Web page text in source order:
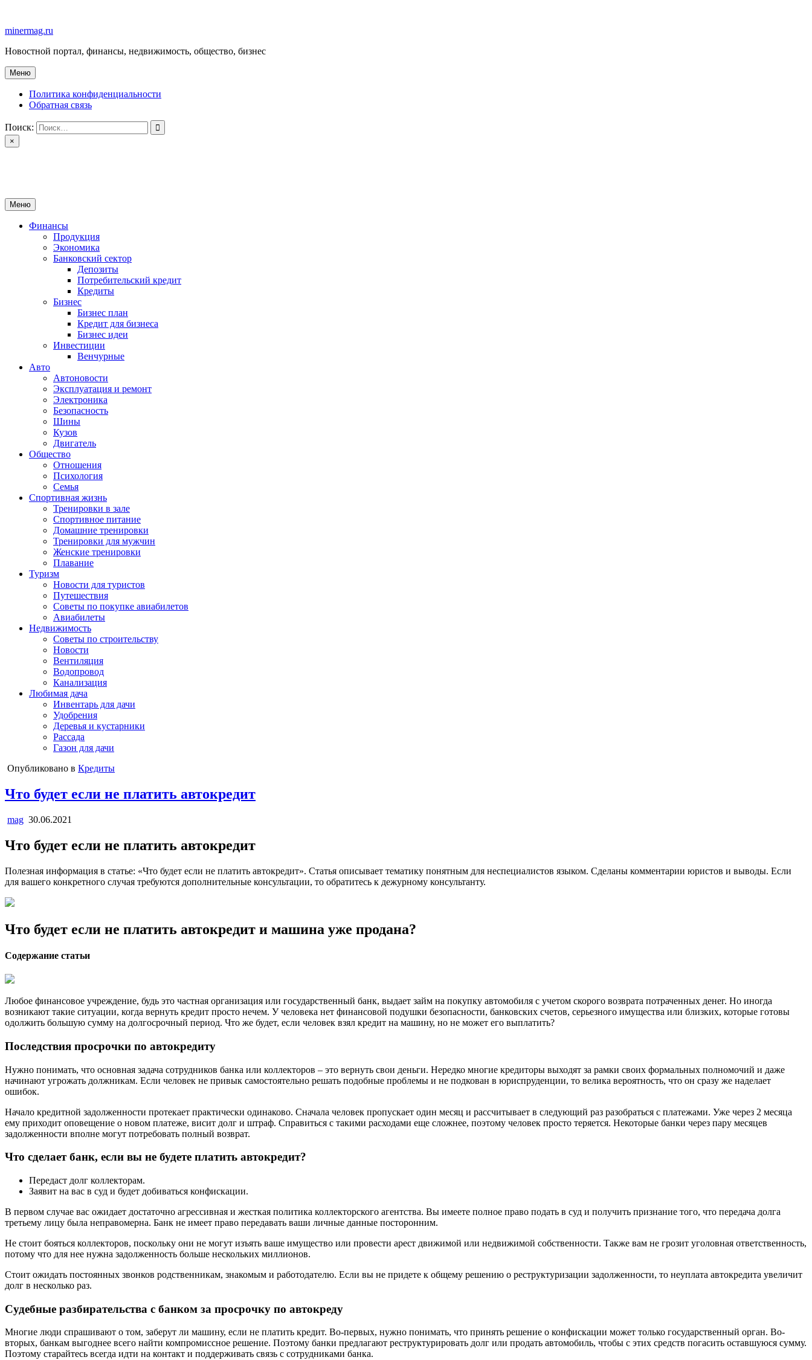
содержимому
minermag.ru
Новостной портал, финансы, недвижимость, общество, бизнес
Меню
Политика конфиденциальности
Обратная связь
Поиск:
×
Меню
Финансы
Продукция
Экономика
Банковский сектор
Депозиты
Потребительский кредит
Кредиты
Бизнес
Бизнес план
Кредит для бизнеса
Бизнес идеи
Инвестиции
Венчурные
Авто
Автоновости
Эксплуатация и ремонт
Электроника
Безопасность
Шины
Кузов
Двигатель
Общество
Отношения
Психология
Семья
Спортивная жизнь
Тренировки в зале
Спортивное питание
Домашние тренировки
Тренировки для мужчин
Женские тренировки
Плавание
Туризм
Новости для туристов
Путешествия
Советы по покупке авиабилетов
Авиабилеты
Недвижимость
Советы по строительству
Новости
Вентиляция
Водопровод
Канализация
Любимая дача
Инвентарь для дачи
Удобрения
Деревья и кустарники
Рассада
Газон для дачи
Опубликовано в Кредиты
Что будет если не платить автокредит
mag 30.06.2021
Что будет если не платить автокредит
Полезная информация в статье: «Что будет если не платить автокредит». Статья описывает тематику понятным для неспециалистов языком. Сделаны комментарии юристов и выводы. Если
для вашего конкретного случая требуются дополнительные консультации, то обратитесь к дежурному консультанту.
Что будет если не платить автокредит и машина уже продана?
Содержание статьи
Любое финансовое учреждение, будь это частная организация или государственный банк, выдает займ на покупку автомобиля с учетом скорого возврата потраченных денег. Но иногда
возникают такие ситуации, когда вернуть кредит просто нечем. У человека нет финансовой подушки безопасности, банковских счетов, серьезного имущества или близких, которые готовы
одолжить большую сумму на долгосрочный период. Что же будет, если человек взял кредит на машину, но не может его выплатить?
Последствия просрочки по автокредиту
Нужно понимать, что основная задача сотрудников банка или коллекторов – это вернуть свои деньги. Нередко многие кредиторы выходят за рамки своих формальных полномочий и даже
начинают угрожать должникам. Если человек не привык самостоятельно решать подобные проблемы и не подкован в юриспруденции, то велика вероятность, что он сразу же наделает
ошибок.
Начало кредитной задолженности протекает практически одинаково. Сначала человек пропускает один месяц и рассчитывает в следующий раз разобраться с платежами. Уже через 2 месяца
ему приходит оповещение о новом платеже, висит долг и штраф. Справиться с такими расходами еще сложнее, поэтому человек просто теряется. Некоторые банки через пару месяцев
задолженности вполне могут потребовать полный возврат.
Что сделает банк, если вы не будете платить автокредит?
Передаст долг коллекторам.
Заявит на вас в суд и будет добиваться конфискации.
В первом случае вас ожидает достаточно агрессивная и жесткая политика коллекторского агентства. Вы имеете полное право подать в суд и получить признание того, что передача долга
третьему лицу была неправомерна. Банк не имеет право передавать ваши личные данные посторонним.
Не стоит бояться коллекторов, поскольку они не могут изъять ваше имущество или провести арест движимой или недвижимой собственности. Также вам не грозит уголовная ответственность,
потому что для нее нужна задолженность больше нескольких миллионов.
Стоит ожидать постоянных звонков родственникам, знакомым и работодателю. Если вы не придете к общему решению о реструктуризации задолженности, то неуплата автокредита увеличит
долг в несколько раз.
Судебные разбирательства с банком за просрочку по автокреду
Многие люди спрашивают о том, заберут ли машину, если не платить кредит. Во-первых, нужно понимать, что принять решение о конфискации может только государственный орган. Во-
вторых, банкам выгоднее всего найти компромиссное решение. Поэтому банки предлагают реструктурировать долг или продать автомобиль, чтобы с этих средств погасить оставшуюся сумму.
Поэтому старайтесь всегда идти на контакт и поддерживать связь с сотрудниками банка.